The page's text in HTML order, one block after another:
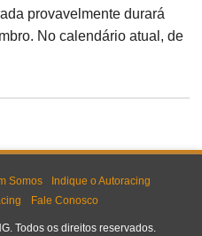
provavelmente durará
No calendário atual, de
Somos
Indique o Autoracing
Fale Conosco
Todos os direitos reservados.